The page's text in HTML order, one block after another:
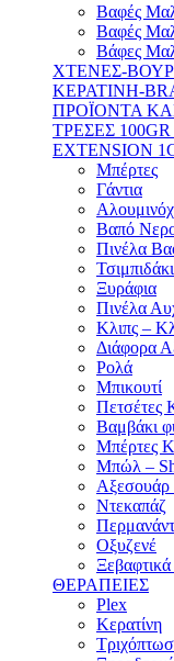
Βαφές
Βαφές
Βάφες
ΧΤΕΝΕΣ-
ΚΕΡΑΤΙΝΗ-
ΠΡΟΪΟΝΤΑ
ΤΡΕΣΕΣ 100GR
EXTENSION
Μπέρτες
Γάντια
Βαπό
Πινέλα
Ξυράφια
Πινέλα
Κλιπς –
Διάφορα
Ρολά
Μπικουτί
Πετσέτες
Βαμβάκι
Μπέρτες
Μπώλ –
Ντεκαπάζ
Περμανάντ
Οξυζενέ
ΘΕΡΑΠΕΙΕΣ
Plex
Κερατίνη